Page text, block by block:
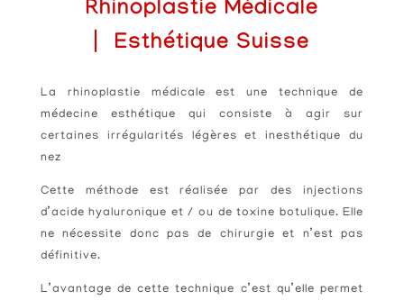
Rhinoplastie Médicale
⎸ Esthétique Suisse
La rhinoplastie médicale est une technique de
médecine esthétique qui consiste à agir sur
certaines irrégularités légères et inesthétique du
nez
Cette méthode est réalisée par des injections
d’acide hyaluronique et / ou de toxine botulique. Elle
ne nécessite donc pas de chirurgie et n’est pas
définitive.
L’avantage de cette technique c’est qu’elle permet